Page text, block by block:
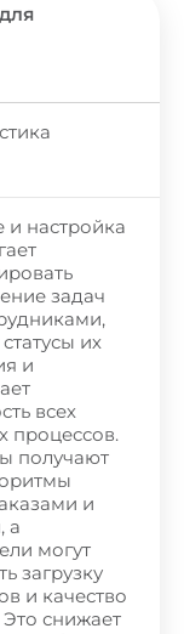
и настройка
задач
их
и
всех
процессов.
получают
и
а
могут
загрузку
и качество
снижает